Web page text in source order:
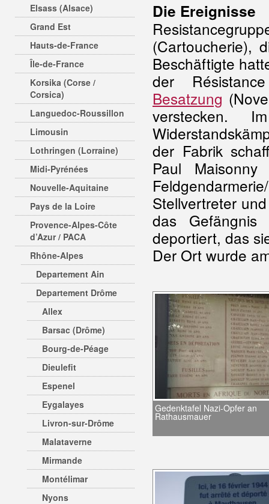
Elsass (Alsace)
Grand Est
Hauts-de-France
Île-de-France
Korsika (Corse /
Corsica)
Languedoc-Roussillon
Limousin
Lothringen (Lorraine)
Midi-Pyrénées
Nouvelle-Aquitaine
Pays de la Loire
Provence-Alpes-Côte
d’Azur / PACA
Rhône-Alpes
Departement Ain
Departement Drôme
Allex
Barsac (Drôme)
Bourg-de-Péage
Dieulefit
Espenel
Eygalayes
Livron-sur-Drôme
Malataverne
Mirmande
Montélimar
Nyons
Die Ereignisse
(Cartoucherie),
Beschäftigte
der
Besatzung
verstecken.
der Fabrik
Paul
Stellvertreter
das
deportiert, das
Der Ort wurde
Gedenktafel Nazi-Opfer an
Rathausmauer